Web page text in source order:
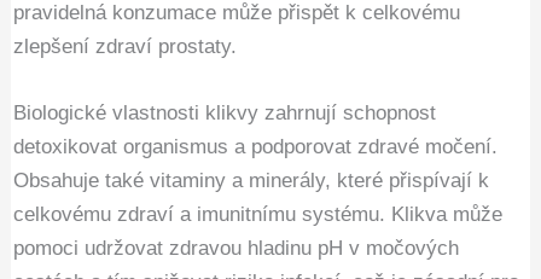
pravidelná konzumace může přispět k celkovému
zlepšení zdraví prostaty.
Biologické vlastnosti klikvy zahrnují schopnost
detoxikovat organismus a podporovat zdravé močení.
Obsahuje také vitaminy a minerály, které přispívají k
celkovému zdraví a imunitnímu systému. Klikva může
pomoci udržovat zdravou hladinu pH v močových